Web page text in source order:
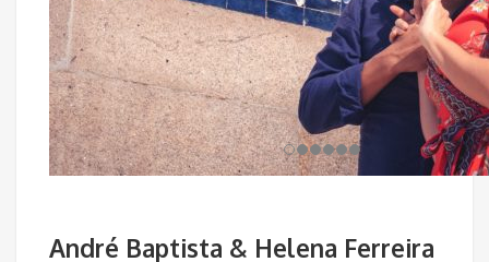
André Baptista & Helena Ferreira